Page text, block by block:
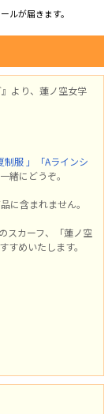
ルが届きます。
より、蓮ノ空女学
服 」
「Aラインシ
緒にどうぞ。
に含まれません。
スカーフ、「蓮ノ空
すめいたします。